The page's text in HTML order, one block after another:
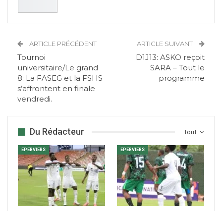
ARTICLE PRÉCÉDENT
Tournoi
universitaire/Le grand
8: La FASEG et la FSHS
s’affrontent en finale
vendredi.
ARTICLE SUIVANT
D1J13: ASKO reçoit
SARA – Tout le
programme
Tout
Du Rédacteur
EPERVIERS EPERVIERS